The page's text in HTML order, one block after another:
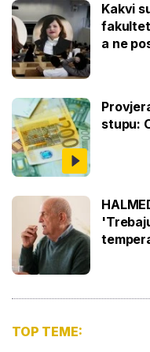
Kakvi
a ne
stupu:
TOP TEME: